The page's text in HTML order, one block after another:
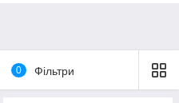
0 Фільтри